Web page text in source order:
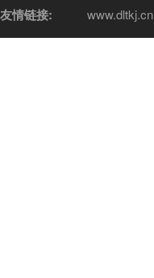
友情链接: www.dltkj.cn